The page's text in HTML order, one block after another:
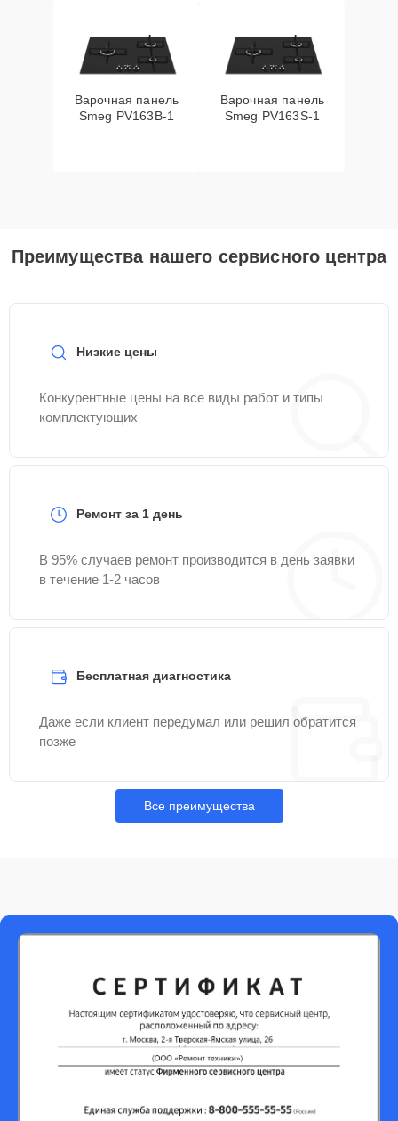
Варочная панель
Smeg PV163B-1
Варочная панель
Smeg PV163S-1
Преимущества нашего сервисного центра
Низкие цены
Конкурентные цены на все виды работ и типы
комплектующих
Ремонт за 1 день
В 95% случаев ремонт производится в день заявки
в течение 1-2 часов
Бесплатная диагностика
Даже если клиент передумал или решил обратится
позже
Все преимущества